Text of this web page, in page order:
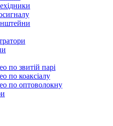
по звитій парі
по коаксіалу
по оптоволокну